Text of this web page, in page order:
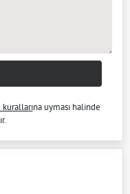
na uyması halinde